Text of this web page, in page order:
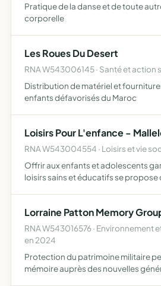
Pratique de la danse et de toute
corporelle
Les Roues Du Desert
RNA W543006145 · Santé et action
Distribution de matériel et
enfants défavorisés du Maroc
Loisirs Pour L'enfance -
RNA W543004554 · Loisirs et vie
Offrir aux enfants et adolescents
loisirs sains et éducatifs se
Lorraine Patton Memory
RNA W543016576 · Environnement
en 2024
Protection du patrimoine militaire
mémoire auprès des nouvelles